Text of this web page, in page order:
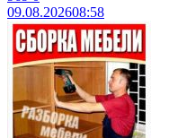
09.08.202608:58